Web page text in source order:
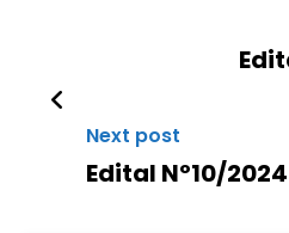
Next post
Edital Nº10/